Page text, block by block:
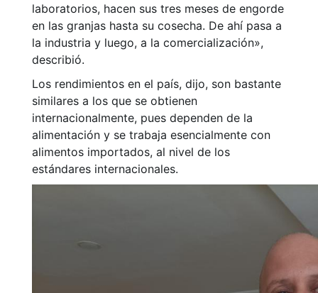
laboratorios, hacen sus tres meses de engorde
en las granjas hasta su cosecha. De ahí pasa a
la industria y luego, a la comercialización»,
describió.
Los rendimientos en el país, dijo, son bastante
similares a los que se obtienen
internacionalmente, pues dependen de la
alimentación y se trabaja esencialmente con
alimentos importados, al nivel de los
estándares internacionales.